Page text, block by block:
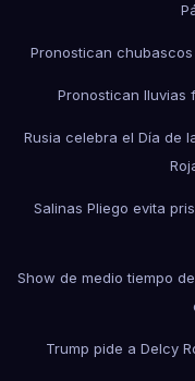
Pronostican
Pronostican lluvias
Rusia celebra el Día de
Salinas Pliego evita
Show de medio tiempo
Trump pide a Delcy